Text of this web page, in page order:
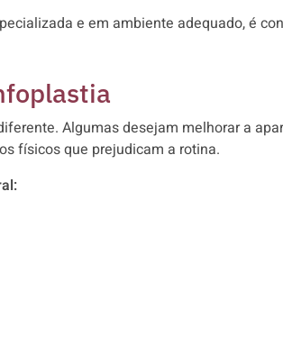
e em ambiente adequado, é
Algumas desejam melhorar a
físicos que prejudicam a rotina.